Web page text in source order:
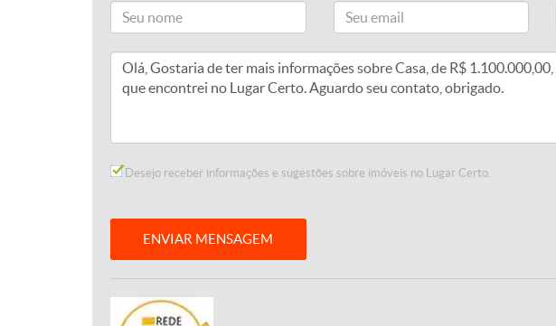
Desejo receber informações e sugestões sobre imóveis no Lugar Certo.
ENVIAR MENSAGEM